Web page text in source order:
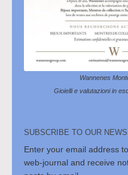
Wannenes
Gioielli e valutazioni in
SUBSCRIBE TO OUR
Enter your email address
web-journal and receive